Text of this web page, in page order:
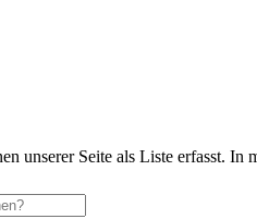
unserer Seite als Liste erfasst.